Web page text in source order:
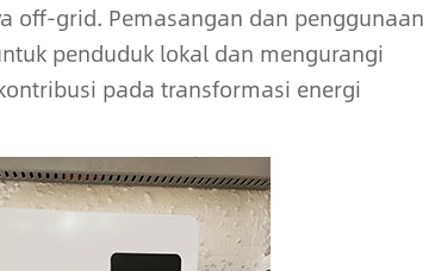
off-grid. Pemasangan dan penggunaan
penduduk lokal dan mengurangi
pada transformasi energi